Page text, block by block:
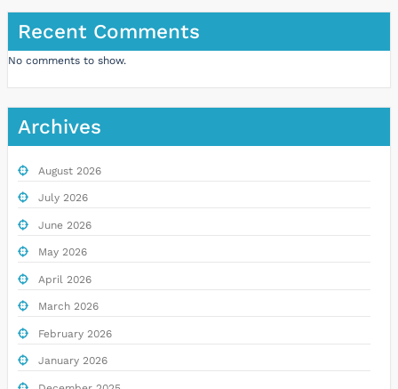
Recent Comments
No comments to show.
Archives
August 2026
July 2026
June 2026
May 2026
April 2026
March 2026
February 2026
January 2026